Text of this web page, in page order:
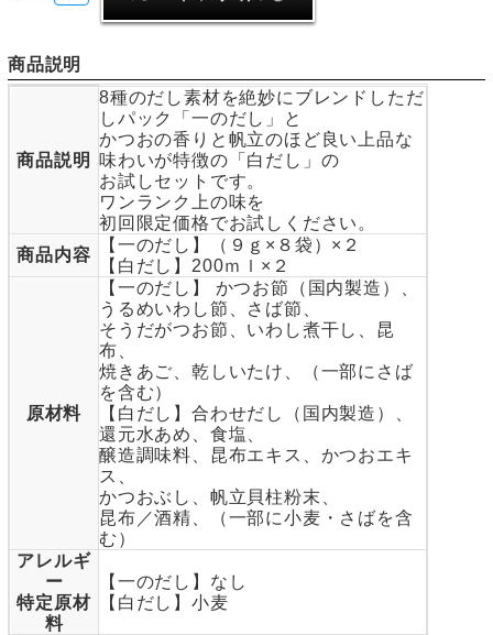
商品説明
商品説明
8種のだし素材を絶妙にブレンドしただ
しパック「一のだし」と
かつおの香りと帆立のほど良い上品な
味わいが特徴の「白だし」の
お試しセットです。
ワンランク上の味を
初回限定価格でお試しください。
商品内容
【一のだし】（９ｇ×８袋）×２
【白だし】200ｍｌ×２
原材料
【一のだし】 かつお節（国内製造）、
うるめいわし節、さば節、
そうだがつお節、いわし煮干し、昆
布、
焼きあご、乾しいたけ、（一部にさば
を含む）
【白だし】合わせだし（国内製造）、
還元水あめ、食塩、
醸造調味料、昆布エキス、かつおエキ
ス、
かつおぶし、帆立貝柱粉末、
昆布／酒精、（一部に小麦・さばを含
む）
アレルギ
ー
特定原材
料
【一のだし】なし
【白だし】小麦